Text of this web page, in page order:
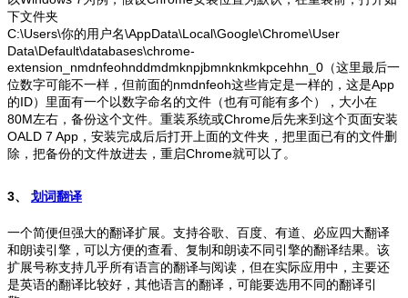
下文件夹
C:\Users\你的用户名\AppData\Local\Google\Chrome\User
Data\Default\databases\chrome-
extension_nmdnfeohnddmdmknpjbmnknkmkpcehhn_0（这里最后一
位数字可能不一样，但前面的nmdnfeoh这些肯定是一样的，这是App
的ID） 里面有一个以数字命名的文件（也有可能有多个），大小在
80M左右，备份这个文件。 重装系统或Chrome后先来到这个页面安装
OALD 7 App，安装完成后后打开上面的文件夹，把里面已有的文件删
除，把备份的文件放进去，重启Chrome就可以了。
3、 划词翻译
一个简便但强大的翻译扩展。 支持谷歌、百度、有道、必应四大翻译
和朗读引擎，可以方便的查看、复制和朗读不同引擎的翻译结果。 该
扩展号称支持几乎所有语言的翻译与阅读，但在实际应用中，主要还
是英语的翻译比较好，其他语言的翻译，可能要选用不同的翻译引